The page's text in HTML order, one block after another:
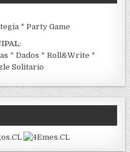
*Party Game
:
*Dados *Roll&Write *
Solitario